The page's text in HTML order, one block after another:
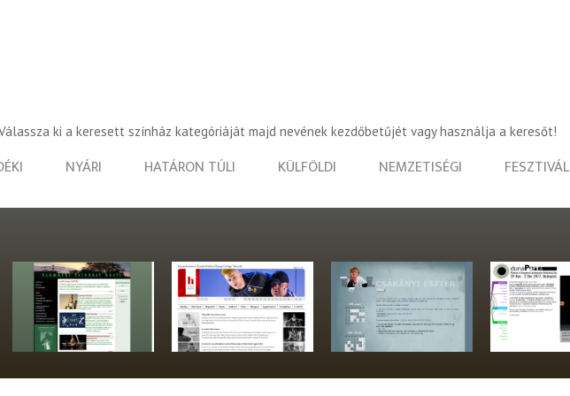
ki a keresett színház kategóriáját majd nevének kezdőbetűjét vagy használja a keresőt!
NYÁRI HATÁRON TÚLI KÜLFÖLDI NEMZETISÉGI FESZTIVÁL